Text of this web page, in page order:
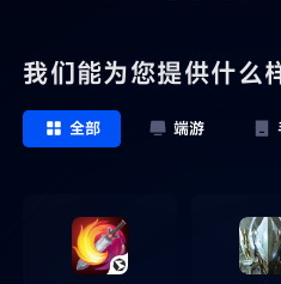
我们能为您提供什么
全部 端游